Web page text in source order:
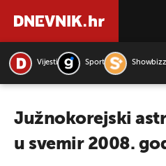
Vijesti Sport Showbizz
Južnokorejski
u svemir 2008.
PRETRAŽITE VIJESTI